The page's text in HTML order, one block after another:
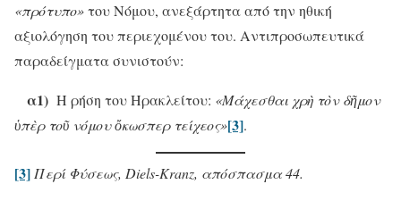
«πρότυπο»του Νόμου, ανεξάρτητα από την ηθική
αξιολόγηση του περιεχομένου του. Αντιπροσωπευτικά
παραδείγματα συνιστούν:
α1) Η ρήση του Ηρακλείτου: «Μάχεσθαι χρὴ τὸν δῆμον
ὑπὲρ τοῦ νόμου ὄκωσπερ τείχεος»[3].
[3] Περί Φύσεως, Diels-Kranz, απόσπασμα 44.